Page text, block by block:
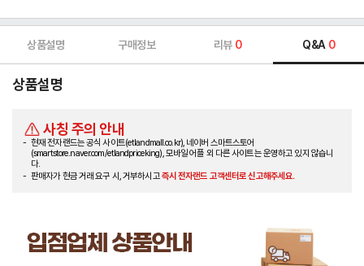
상품설명 구매정보 리뷰 0 Q&A 0
상품설명
사칭 주의 안내
현재 전자랜드는 공식 사이트(etlandmall.co.kr), 네이버 스마트스토어
(smartstore.naver.com/etlandpriceking), 모바일 어플 외 다른 사이트는 운영하고 있지 않습니
다.
판매자가 현금 거래 요구 시, 거부하시고즉시 전자랜드 고객센터로 신고해주세요.